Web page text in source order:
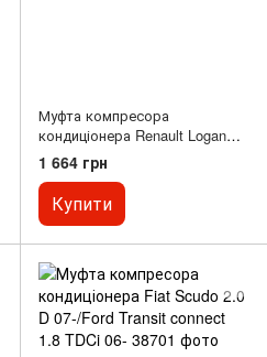
Муфта компресора
кондиціонера Renault Logan
1.5 dCi 08-/Sandero 1.6/1.5 dCi
13-
1 664 грн
Купити